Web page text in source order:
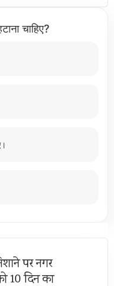
चाहिए?
पर नगर
10 दिन का